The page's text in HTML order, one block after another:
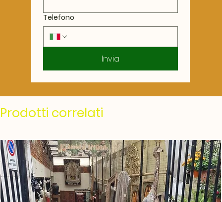
Telefono
Invia
Prodotti correlati